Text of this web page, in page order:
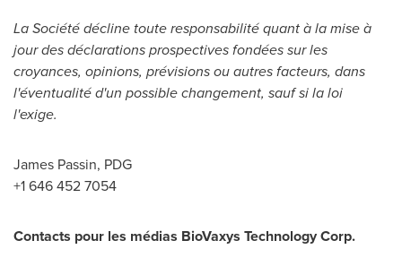
La Société décline toute responsabilité quant à la mise à
jour des déclarations prospectives fondées sur les
croyances, opinions, prévisions ou autres facteurs, dans
l'éventualité d'un possible changement, sauf si la loi
l'exige.
James Passin, PDG
+1 646 452 7054
Contacts pour les médias BioVaxys Technology Corp.